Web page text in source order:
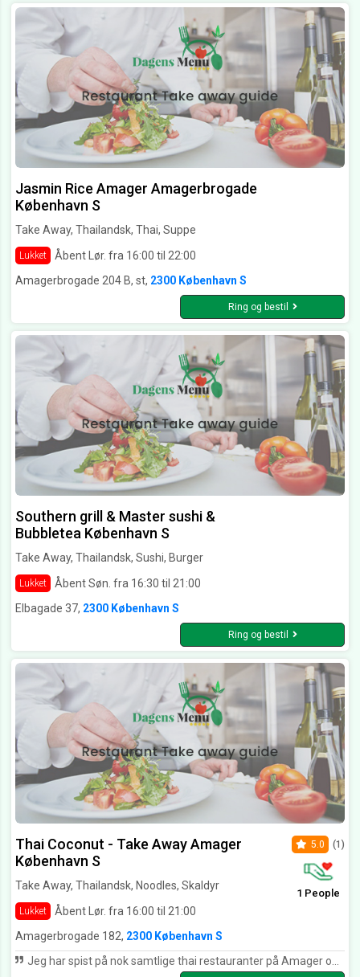
Jasmin Rice Amager Amagerbrogade
København S
Take Away, Thailandsk, Thai, Suppe
Lukket
Åbent Lør. fra 16:00 til 22:00
Amagerbrogade 204 B, st, 2300 København S
Ring og bestil
Southern grill & Master sushi &
Bubbletea København S
Take Away, Thailandsk, Sushi, Burger
Lukket
Åbent Søn. fra 16:30 til 21:00
Elbagade 37, 2300 København S
Ring og bestil
Thai Coconut - Take Away Amager
København S
Take Away, Thailandsk, Noodles, Skaldyr
Lukket Åbent Lør. fra 16:00 til 21:00
5.0 (1)
1 People
Amagerbrogade 182, 2300 København S
Jeg har spist på nok samtlige thai restauranter på Amager og denne vinder stort!1